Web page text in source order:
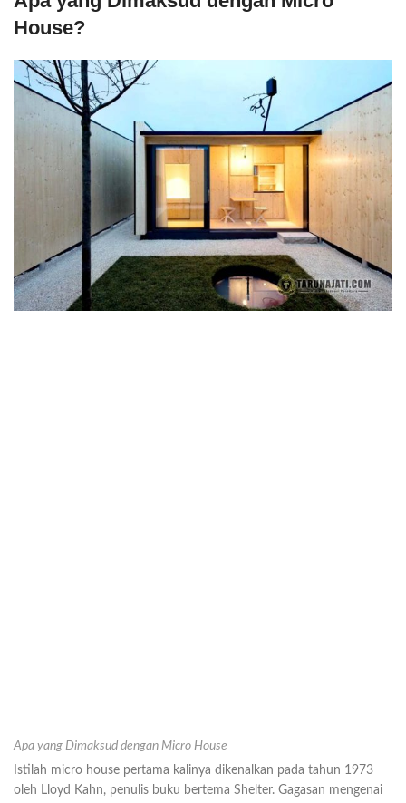
House?
Apa yang Dimaksud dengan Micro House
Istilah micro house pertama kalinya dikenalkan pada tahun 1973
oleh Lloyd Kahn, penulis buku bertema Shelter. Gagasan mengenai